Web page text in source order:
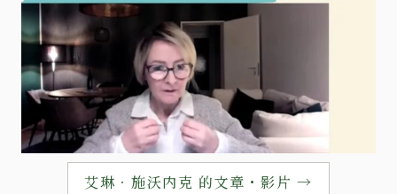
艾琳‧施沃内克 的文章・影片 →